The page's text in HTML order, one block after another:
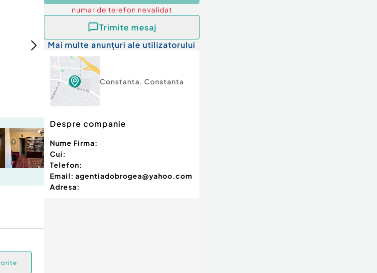
numar de telefon nevalidat
Trimite mesaj
Mai multe anunțuri ale utilizatorului
Constanta, Constanta
Despre companie
Nume Firma:
Cui:
Telefon:
Email: agentiadobrogea@yahoo.com
Adresa: